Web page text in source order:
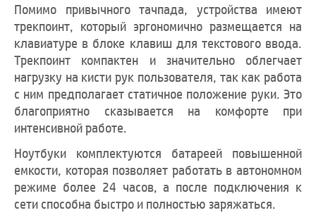
Помимо привычного тачпада, устройства имеют
трекпоинт, который эргономично размещается на
клавиатуре в блоке клавиш для текстового ввода.
Трекпоинт компактен и значительно облегчает
нагрузку на кисти рук пользователя, так как работа
с ним предполагает статичное положение руки. Это
благоприятно сказывается на комфорте при
интенсивной работе.
Ноутбуки комплектуются батареей повышенной
емкости, которая позволяет работать в автономном
режиме более 24 часов, а после подключения к
сети способна быстро и полностью заряжаться.